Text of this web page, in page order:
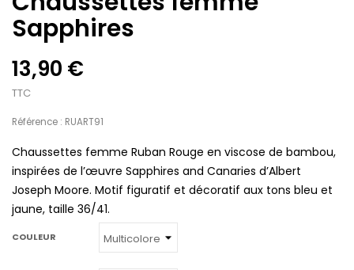
Sapphires
13,90 €
TTC
Référence : RUART91
Chaussettes femme Ruban Rouge en viscose de bambou,
inspirées de l’œuvre Sapphires and Canaries d’Albert
Joseph Moore. Motif figuratif et décoratif aux tons bleu et
jaune, taille 36/41.
COULEUR